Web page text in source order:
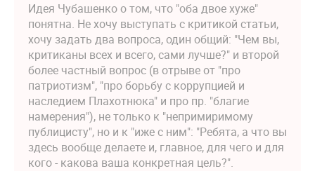
Идея Чубашенко о том, что "оба двое хуже"
понятна. Не хочу выступать с критикой статьи,
хочу задать два вопроса, один общий: "Чем вы,
критиканы всех и всего, сами лучше?" и второй
более частный вопрос (в отрыве от "про
патриотизм", "про борьбу с коррупцией и
наследием Плахотнюка" и про пр. "благие
намерения"), не только к "непримиримому
публицисту", но и к "иже с ним": "Ребята, а что вы
здесь вообще делаете и, главное, для чего и для
кого - какова ваша конкретная цель?".